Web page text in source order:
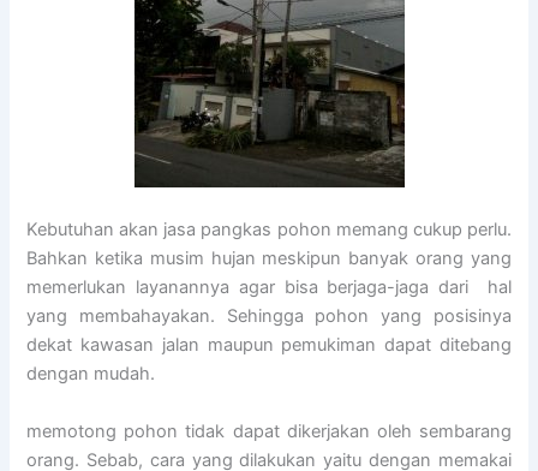
Kebutuhan akan jasa pangkas pohon memang cukup perlu.
Bahkan ketika musim hujan meskipun banyak orang yang
memerlukan layanannya agar bisa berjaga-jaga dari hal
yang membahayakan. Sehingga pohon yang posisinya
dekat kawasan jalan maupun pemukiman dapat ditebang
dengan mudah.
memotong pohon tidak dapat dikerjakan oleh sembarang
orang. Sebab, cara yang dilakukan yaitu dengan memakai